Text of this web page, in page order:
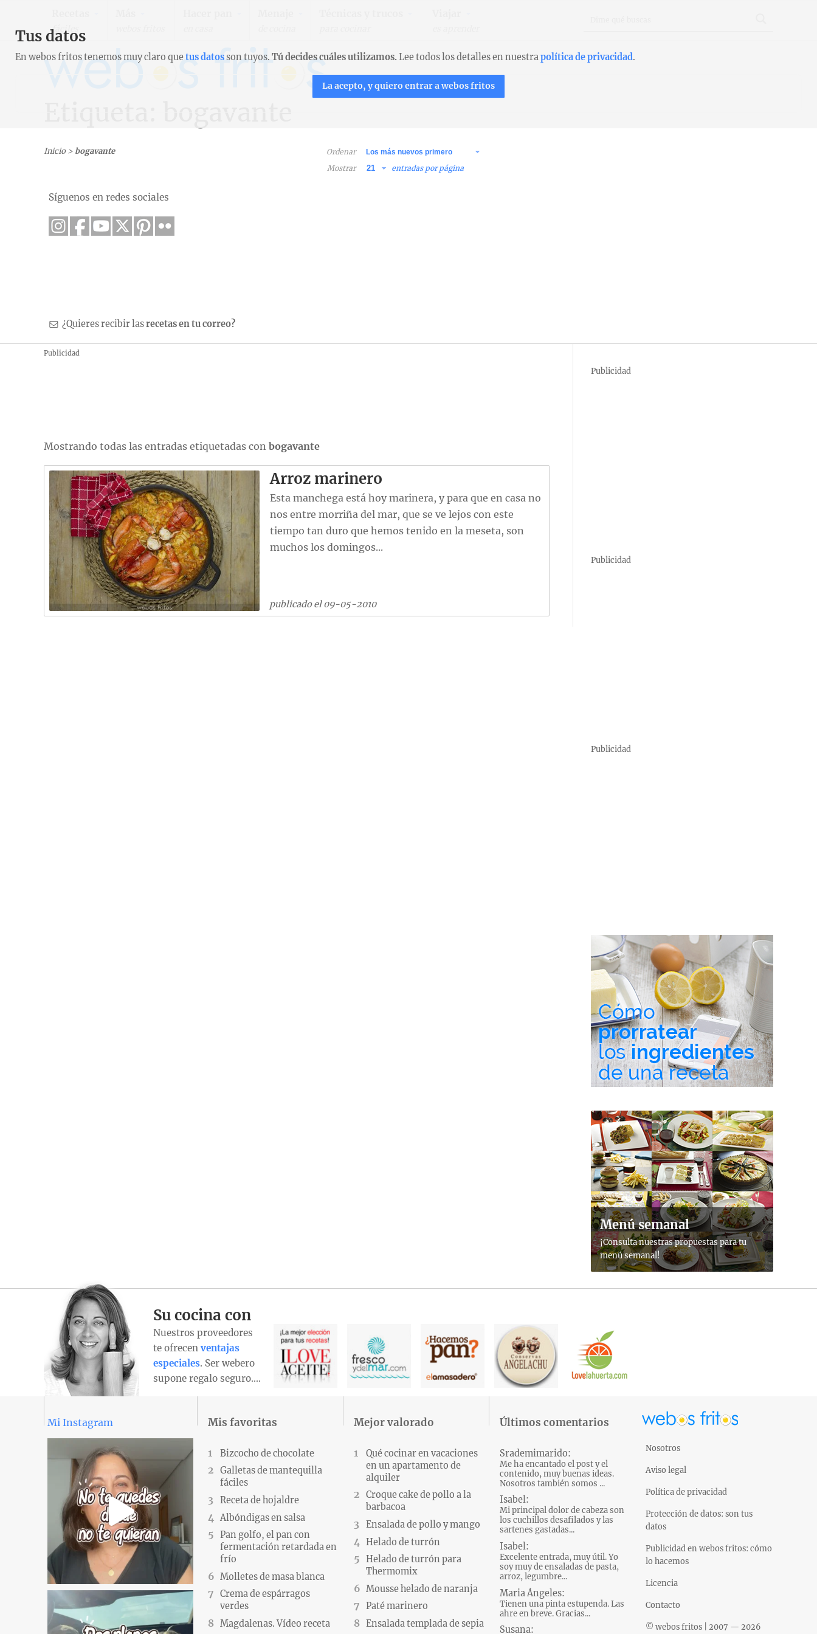
fáciles
Inicio> bogavante
Ordenar
Mostrar
entradas por página
Síguenos en redes sociales
¿Quieres recibir lasrecetas en tu correo?
Publicidad
Mostrando todas las entradas etiquetadas con bogavante
Arroz marinero
Esta manchega está hoy marinera, y para que en casa no
nos entre morriña del mar, que se ve lejos con este
tiempo tan duro que hemos tenido en la meseta, son
muchos los domingos...
publicado el 09-05-2010
Publicidad
Publicidad
Publicidad
Menú semanal
¡Consulta nuestras propuestas para tu
menú semanal!
Su cocina con
Nuestros proveedores
te ofrecen ventajas
especiales. Ser webero
supone regalo seguro….
Mi Instagram Mis favoritas
Bizcocho de chocolate
Galletas de mantequilla
fáciles
Receta de hojaldre
Albóndigas en salsa
Pan golfo, el pan con
fermentación retardada en
frío
Molletes de masa blanca
Crema de espárragos
verdes
Magdalenas. Vídeo receta
Mejor valorado
Qué cocinar en vacaciones
en un apartamento de
alquiler
Croque cake de pollo a la
barbacoa
Ensalada de pollo y mango
Helado de turrón
Helado de turrón para
Thermomix
Mousse helado de naranja
Paté marinero
Ensalada templada de sepia
Últimos comentarios
Srademimarido:
Me ha encantado el post y el
contenido, muy buenas ideas.
Nosotros también somos ...
Isabel:
Mi principal dolor de cabeza son
los cuchillos desafilados y las
sartenes gastadas...
Isabel:
Excelente entrada, muy útil. Yo
soy muy de ensaladas de pasta,
arroz, legumbre...
Maria Ángeles:
Tienen una pinta estupenda. Las
ahre en breve. Gracias...
Susana:
Nosotros
Aviso legal
Política de privacidad
Protección de datos: son tus
datos
Publicidad en webos fritos: cómo
lo hacemos
Licencia
Contacto
© webos fritos | 2007 — 2026
Tus datos
En webos fritos tenemos muy claro quetus datosson tuyos. Tú decides cuáles utilizamos.Lee todos los detalles en nuestrapolítica de privacidad.
La acepto, y quiero entrar a webos fritos